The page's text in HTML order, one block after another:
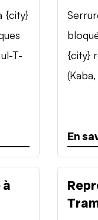
{city}
T-
{city}
En